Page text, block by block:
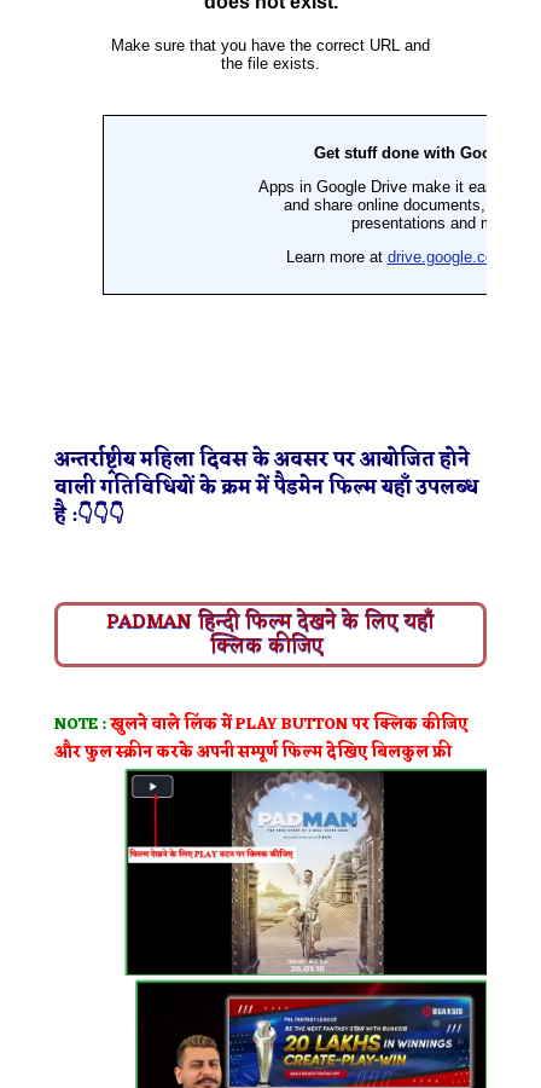
अन्तर्राष्ट्रीय महिला दिवस के अवसर पर आयोजित होने
वाली गतिविधियों के क्रम में पैडमेन फिल्म यहाँ उपलब्ध
है :👇👇👇
PADMAN हिन्दी फिल्म देखने के लिए यहाँ
क्लिक कीजिए
NOTE :खुलने वाले लिंक में PLAY BUTTON पर क्लिक कीजिए
और फुल स्क्रीन करके अपनी सम्पूर्ण फिल्म देखिए बिलकुल फ्री